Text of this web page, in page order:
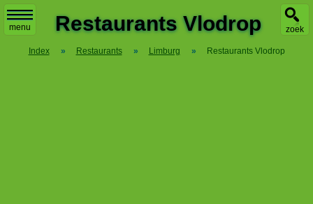
menu zoek
Restaurants Vlodrop
Index » Restaurants » Limburg » Restaurants Vlodrop